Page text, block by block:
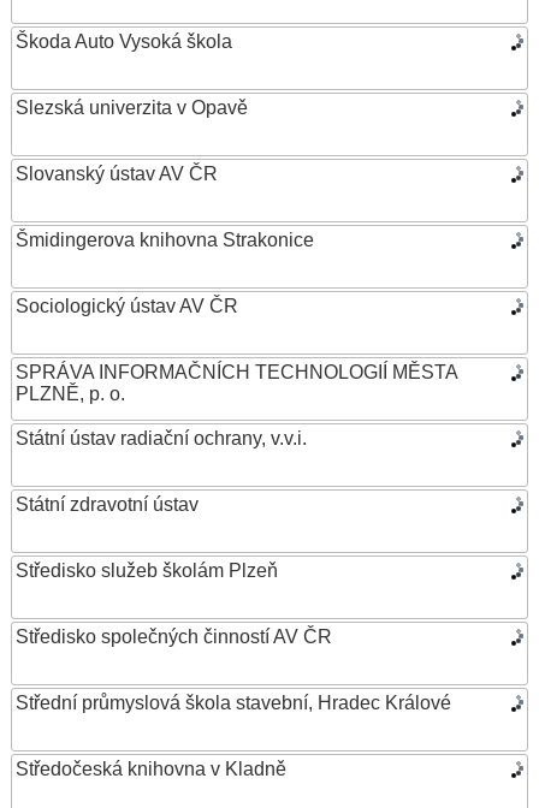
Škoda Auto Vysoká škola
Slezská univerzita v Opavě
Slovanský ústav AV ČR
Šmidingerova knihovna Strakonice
Sociologický ústav AV ČR
SPRÁVA INFORMAČNÍCH TECHNOLOGIÍ MĚSTA
PLZNĚ, p. o.
Státní ústav radiační ochrany, v.v.i.
Státní zdravotní ústav
Středisko služeb školám Plzeň
Středisko společných činností AV ČR
Střední průmyslová škola stavební, Hradec Králové
Středočeská knihovna v Kladně